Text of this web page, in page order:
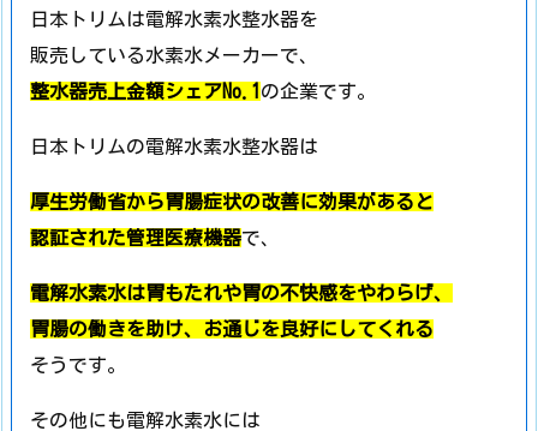
日本トリムは電解水素水整水器を
販売している水素水メーカーで、
整水器売上金額シェアNo.1 の企業です。
日本トリムの電解水素水整水器は
厚生労働省から胃腸症状の改善に効果があると
認証された管理医療機器で、
電解水素水は胃もたれや胃の不快感をやわらげ、
胃腸の働きを助け、お通じを良好にしてくれる
そうです。
その他にも電解水素水には